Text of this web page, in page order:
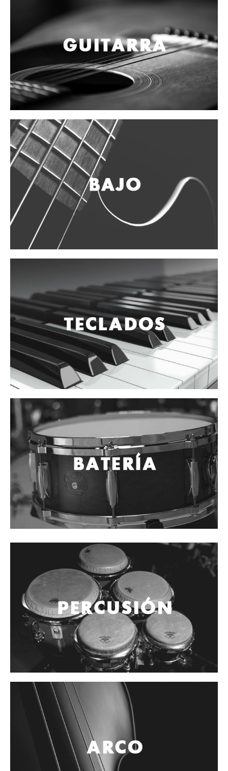
Herrajes y soportes
Cueros
Accesorios
Marcha
Redoblantes
Tambores
Bombos
Multi-tenores
Platillos
Baquetas, mazos y bolillos
Pergaminos
Liras
Vientos
Accesorios
Instrumento alámbrico
Inalámbrico de mano
Inalámbrico diadema y solapa
Inalámbrico para instrumento
Corro y escenario
Instalaciones
Cámara, computadora y celular
Pedestales y soportes
Accesorios
Cables
Audio Profesional
Columnas pasivas
Columnas activas
Consolas mezcladoras
Procesadores y efectos
Monitores de estudio
Interfaz para grabación
Audífonos y monitoreo personal
Estantes y soportes
Instalaciones y publicidad
Accesorios
DJ
Controladores
Tornamesa
Mezcladora